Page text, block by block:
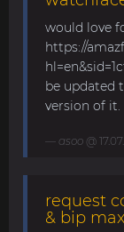
would love
https://
be updated
version of it.
asoo @
request
& bip max